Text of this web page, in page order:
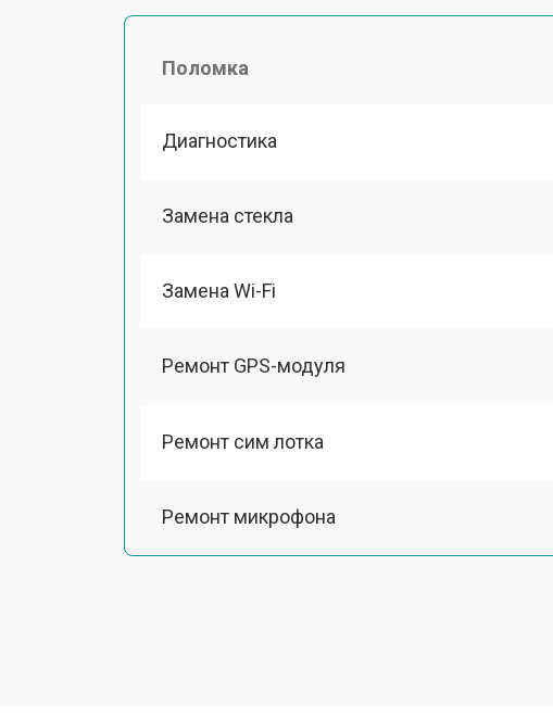
Поломка
Диагностика
Замена стекла
Замена Wi-Fi
Ремонт GPS-модуля
Ремонт сим лотка
Ремонт микрофона